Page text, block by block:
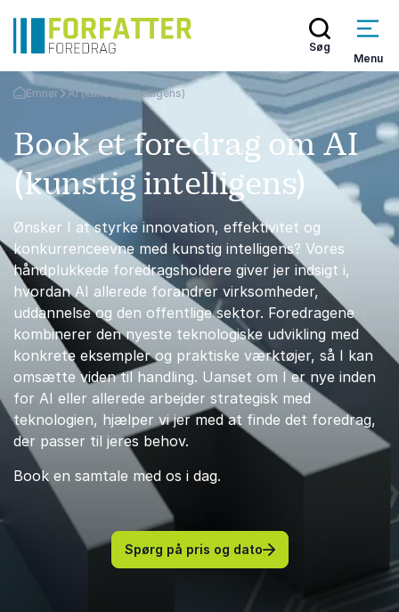
Søg
Menu
Tilbage til forsiden
Emner AI (kunstig intelligens)
Book et foredrag om AI
(kunstig intelligens)
Ønsker I at styrke innovation, effektivitet og
konkurrenceevne med kunstig intelligens? Vores
håndplukkede foredragsholdere giver jer indsigt i,
hvordan AI allerede forandrer virksomheder,
uddannelse og den offentlige sektor. Foredragene
kombinerer den nyeste teknologiske udvikling med
konkrete eksempler og praktiske værktøjer, så I kan
omsætte viden til handling. Uanset om I er nye inden
for AI eller allerede arbejder strategisk med
teknologien, hjælper vi jer med at finde det foredrag,
der passer til jeres behov.
Book en samtale med os i dag.
Spørg på pris og dato